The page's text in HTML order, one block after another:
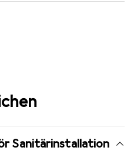
Sanitärinstallation